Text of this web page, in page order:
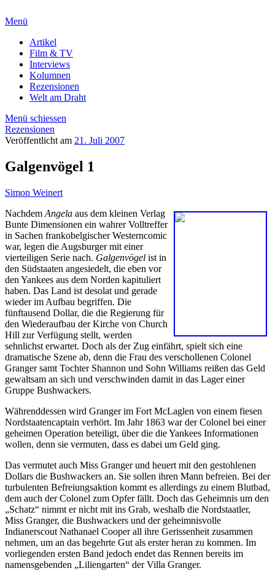
Menü
Artikel
Film & TV
Interviews
Kolumnen
Rezensionen
Welt am Draht
Menü schiessen
Rezensionen
Veröffentlicht am 21. Juli 2007
Galgenvögel 1
Simon Weinert
Nachdem Angela aus dem kleinen Verlag
Bunte Dimensionen ein wahrer Volltreffer
in Sachen frankobelgischer Westerncomic
war, legen die Augsburger mit einer
vierteiligen Serie nach. Galgenvögel ist in
den Südstaaten angesiedelt, die eben vor
den Yankees aus dem Norden kapituliert
haben. Das Land ist desolat und gerade
wieder im Aufbau begriffen. Die
fünftausend Dollar, die die Regierung für
den Wiederaufbau der Kirche von Church
Hill zur Verfügung stellt, werden
sehnlichst erwartet. Doch als der Zug einfährt, spielt sich eine
dramatische Szene ab, denn die Frau des verschollenen Colonel
Granger samt Tochter Shannon und Sohn Williams reißen das Geld
gewaltsam an sich und verschwinden damit in das Lager einer
Gruppe Bushwackers.
Währenddessen wird Granger im Fort McLaglen von einem fiesen
Nordstaatencaptain verhört. Im Jahr 1863 war der Colonel bei einer
geheimen Operation beteiligt, über die die Yankees Informationen
wollen, denn sie vermuten, dass es dabei um Geld ging.
Das vermutet auch Miss Granger und heuert mit den gestohlenen
Dollars die Bushwackers an. Sie sollen ihren Mann befreien. Bei der
turbulenten Befreiungsaktion kommt es allerdings zu einem Blutbad,
dem auch der Colonel zum Opfer fällt. Doch das Geheimnis um den
„Schatz“ nimmt er nicht mit ins Grab, weshalb die Nordstaatler,
Miss Granger, die Bushwackers und der geheimnisvolle
Indianerscout Nathanael Cooper all ihre Gerissenheit zusammen
nehmen, um an das begehrte Gut als erster heran zu kommen. Im
vorliegenden ersten Band jedoch endet das Rennen bereits im
namensgebenden „Liliengarten“ der Villa Granger.